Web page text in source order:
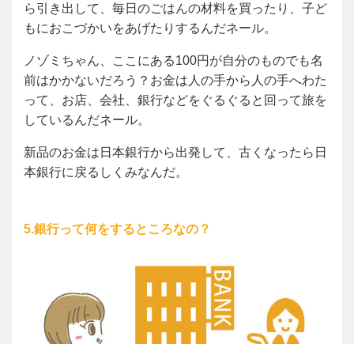
ら引き出して、毎日のごはんの材料を買ったり、子ど
もにおこづかいをあげたりするんだネール。
ノゾミちゃん、ここにある100円が自分のものでも名
前はかかないだろう？お金は人の手から人の手へわた
って、お店、会社、銀行などをぐるぐると回って旅を
しているんだネール。
新品のお金は日本銀行から出発して、古くなったら日
本銀行に戻るしくみなんだ。
5.銀行って何をするところなの？